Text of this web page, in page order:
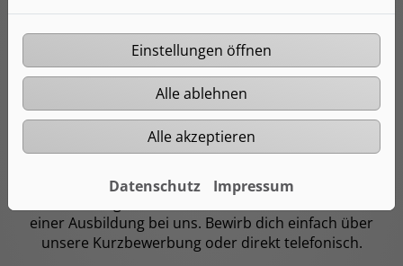
Liebe/r Bewerber/-in,
Interesse an einer neuen
Herausforderung?
Als Ansprechpartner der Firma Sanitär Gerrit Scheel
einer Ausbildung bei uns. Bewirb dich einfach über
unsere Kurzbewerbung oder direkt telefonisch.
Einstellungen öffnen
Alle ablehnen
Alle akzeptieren
Datenschutz Impressum